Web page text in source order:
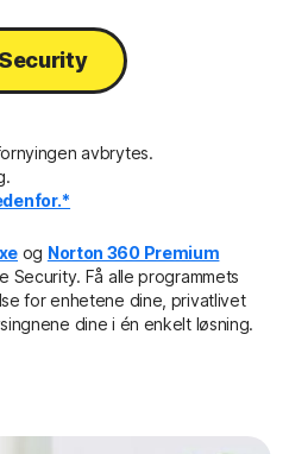
avbrytes.
og Norton 360 Premium
Security. Få alle programmets
for enhetene dine, privatlivet
dine i én enkelt løsning.